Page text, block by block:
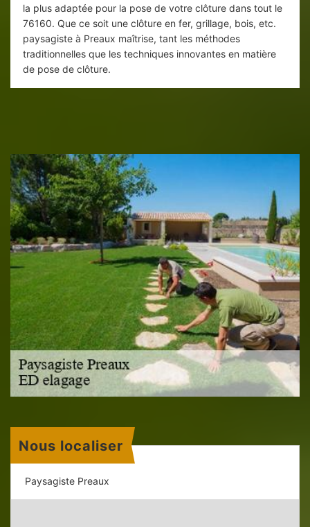
la plus adaptée pour la pose de votre clôture dans tout le
76160. Que ce soit une clôture en fer, grillage, bois, etc.
paysagiste à Preaux maîtrise, tant les méthodes
traditionnelles que les techniques innovantes en matière
de pose de clôture.
Nous localiser
Paysagiste Preaux